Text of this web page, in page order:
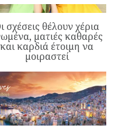
σχέσεις θέλουν χέρια
ματιές καθαρές
και καρδιά έτοιμη να
μοιραστεί